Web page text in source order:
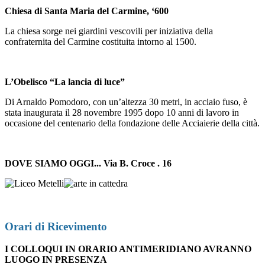
Chiesa di Santa Maria del Carmine, ‘600
La chiesa sorge nei giardini vescovili per iniziativa della
confraternita del Carmine costituita intorno al 1500.
L’Obelisco “La lancia di luce”
Di Arnaldo Pomodoro, con un’altezza 30 metri, in acciaio fuso, è
stata inaugurata il 28 novembre 1995 dopo 10 anni di lavoro in
occasione del centenario della fondazione delle Acciaierie della città.
DOVE SIAMO OGGI... Via B. Croce . 16
Orari di Ricevimento
I COLLOQUI IN ORARIO ANTIMERIDIANO AVRANNO
LUOGO IN PRESENZA